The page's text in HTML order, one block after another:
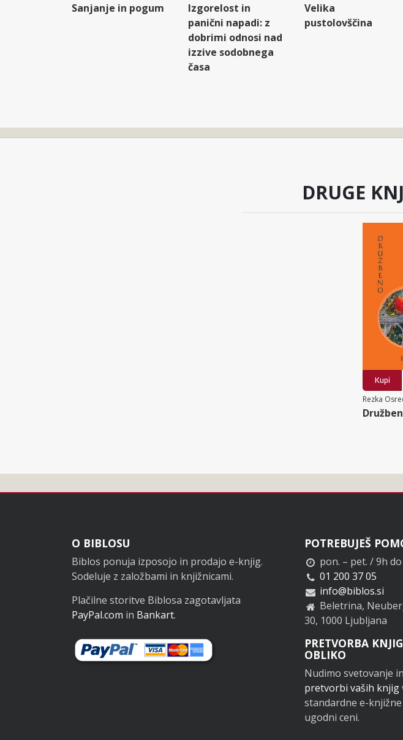
Sanjanje in pogum
Izgorelost in
panični napadi: z
dobrimi odnosi nad
izzive sodobnega
časa
Velika
pustolovščina
DRUGE
Kupi
Rezka
Noga
O BIBLOSU
Biblos ponuja izposojo in prodajo e-knjig.
Sodeluje z založbami in knjižnicami.
Plačilne storitve Biblosa zagotavljata
PayPal.com in Bankart.
POTREBUJEŠ
pon. – pet. / 9h
01 200 37 05
info@biblos.si
Beletrina,
30, 1000 Ljubljana
PRETVORBA
OBLIKO
Nudimo svetovanje
pretvorbi vaših knjig
standardne e-
ugodni ceni.